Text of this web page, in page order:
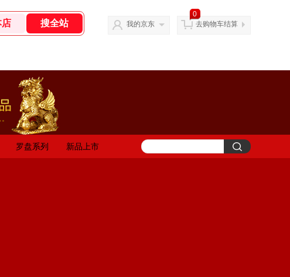
我的京东
0
去购物车结算
罗盘系列 新品上市